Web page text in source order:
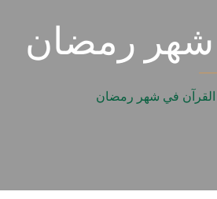
شهر رمضان
القرآن في شهر رمضان